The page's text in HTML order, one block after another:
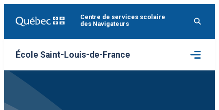
Centre de services scolaire
des Navigateurs
École Saint-Louis-de-France
Ouvrir
le
menu